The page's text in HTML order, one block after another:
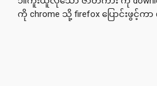
ကို chrome သို့ firefox ပြောင်းဖွင့်ကာ